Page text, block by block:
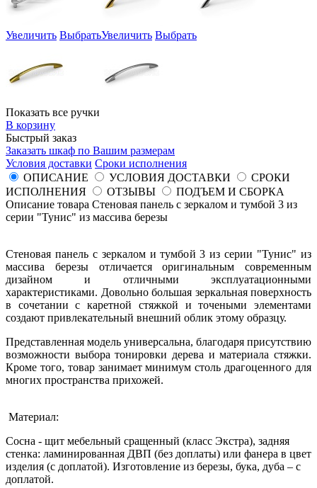
Увеличить ВыбратьУвеличить Выбрать
Показать все ручки
В корзину
Быстрый заказ
Заказать шкаф по Вашим размерам
Условия доставки Сроки исполнения
ОПИСАНИЕ
УСЛОВИЯ ДОСТАВКИ
СРОКИ
ИСПОЛНЕНИЯ
ОТЗЫВЫ
ПОДЪЕМ И СБОРКА
Описание товара Стеновая панель с зеркалом и тумбой 3 из
серии "Тунис" из массива березы
Стеновая панель с зеркалом и тумбой 3 из серии "Тунис" из
массива березы отличается оригинальным современным
дизайном и отличными эксплуатационными
характеристиками. Довольно большая зеркальная поверхность
в сочетании с каретной стяжкой и точеными элементами
создают привлекательный внешний облик этому образцу.
Представленная модель универсальна, благодаря присутствию
возможности выбора тонировки дерева и материала стяжки.
Кроме того, товар занимает минимум столь драгоценного для
многих пространства прихожей.
Материал:
Сосна - щит мебельный сращенный (класс Экстра), задняя
стенка: ламинированная ДВП (без доплаты) или фанера в цвет
изделия (с доплатой). Изготовление из березы, бука, дуба – с
доплатой.